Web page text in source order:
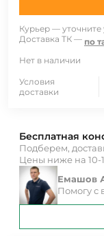
Курьер — уточните
Доставка ТК — по
Нет в наличии
Условия
доставки
Бесплатная
Подберем,
Цены ниже на 10-
Емашов
Помогу с